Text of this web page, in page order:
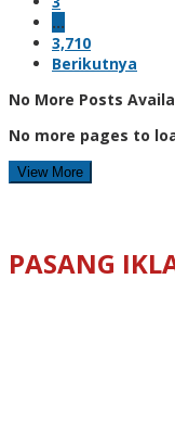
…
3,710
Berikutnya
No More Posts
No more pages to
View More
PASANG